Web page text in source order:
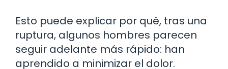
Esto puede explicar por qué, tras una
ruptura, algunos hombres parecen
seguir adelante más rápido: han
aprendido a minimizar el dolor.